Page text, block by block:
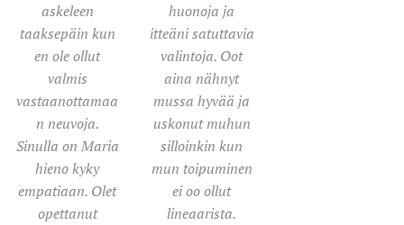
askeleen
taaksepäin kun
en ole ollut
valmis
vastaanottamaa
n neuvoja.
Sinulla on Maria
hieno kyky
empatiaan. Olet
opettanut
huonoja ja
itteäni satuttavia
valintoja. Oot
aina nähnyt
mussa hyvää ja
uskonut muhun
silloinkin kun
mun toipuminen
ei oo ollut
lineaarista.